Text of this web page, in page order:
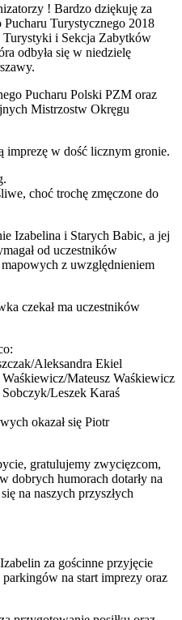
! Bardzo dziękuję za
Turystycznego 2018
Turystyki i Sekcja Zabytków
odbyła się w niedzielę
Pucharu Polski PZM oraz
Mistrzostw Okręgu
imprezę w dość licznym gronie.
choć trochę zmęczone do
Izabelina i Starych Babic, a jej
od uczestników
z uwzględnieniem
czekał ma uczestników
Aleksandra Ekiel
Waśkiewicz/Mateusz Waśkiewicz
Sobczyk/Leszek Karaś
okazał się Piotr
gratulujemy zwycięzcom,
dobrych humorach dotarły na
na naszych przyszłych
za gościnne przyjęcie
parkingów na start imprezy oraz